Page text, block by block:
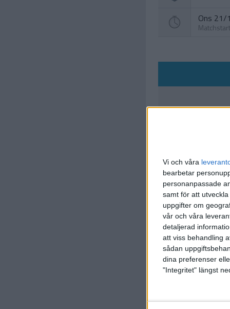
Vi och våra
bearbetar
personanpassade
samt för att
uppgifter om
vår och våra
detaljerad
att viss behandling
sådan
dina preferenser
"Integritet" längst
Ons 21/
Matchstart